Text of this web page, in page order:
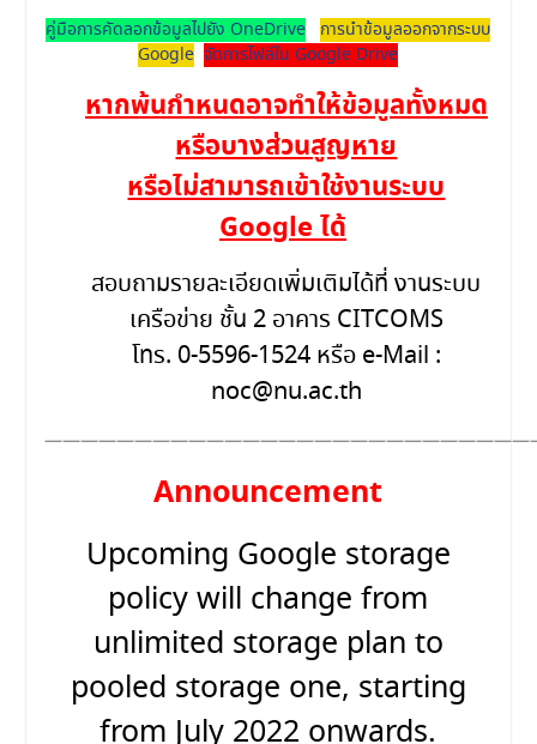
คู่มือการคัดลอกข้อมูลไปยัง OneDrive
การนำข้อมูลออกจากระบบ
Google จัดการไฟล์ใน Google Drive
หากพ้นกำหนดอาจทำให้ข้อมูลทั้งหมด
หรือบางส่วนสูญหาย
หรือไม่สามารถเข้าใช้งานระบบ
Google ได้
สอบถามรายละเอียดเพิ่มเติมได้ที่ งานระบบ
เครือข่าย ชั้น 2 อาคาร CITCOMS
โทร. 0-5596-1524 หรือ e-Mail :
noc@nu.ac.th
Announcement
Upcoming Google storage
policy will change from
unlimited storage plan to
pooled storage one, starting
from July 2022 onwards.